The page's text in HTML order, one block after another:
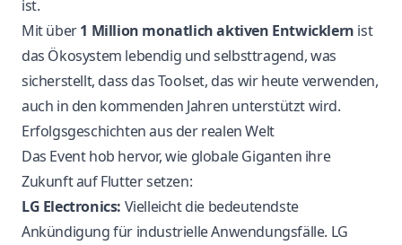
ist.
Mit über1 Million monatlich aktiven Entwicklern ist
das Ökosystem lebendig und selbsttragend, was
sicherstellt, dass das Toolset, das wir heute verwenden,
auch in den kommenden Jahren unterstützt wird.
Erfolgsgeschichten aus der realen Welt
Das Event hob hervor, wie globale Giganten ihre
Zukunft auf Flutter setzen:
LG Electronics: Vielleicht die bedeutendste
Ankündigung für industrielle Anwendungsfälle. LG